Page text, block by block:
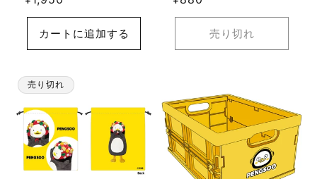
元:
常
格
カートに追加する
元:
常
格
売り切れ
売り切れ